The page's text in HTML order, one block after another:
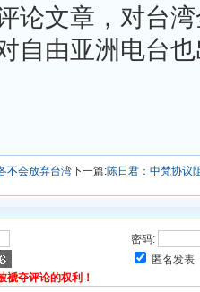
论文章，对台
自由亚洲电台
不会放弃台湾下一篇:陈日君：中梵协议
密码:
匿名发表
褫夺评论的权利！